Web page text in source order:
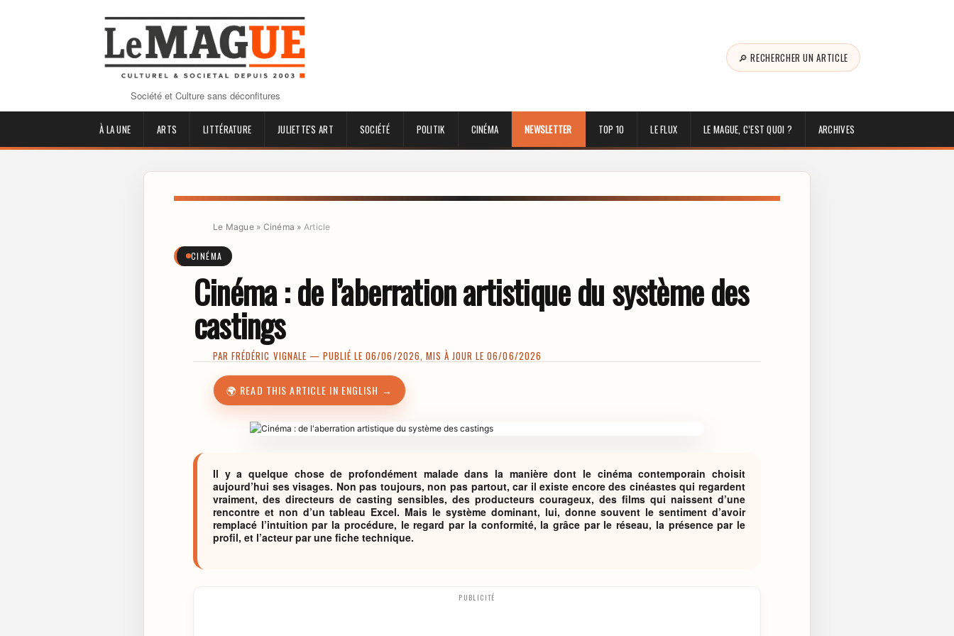
Société et Culture sans déconfitures
🔎 RECHERCHER UN ARTICLE
À LA UNE ARTS LITTÉRATURE JULIETTE'S ART SOCIÉTÉ POLITIK CINÉMA NEWSLETTER TOP 10 LE FLUX LE MAGUE, C’EST QUOI ? ARCHIVES
Le Mague» Cinéma » Article
CINÉMA
Cinéma : de l’aberration artistique du système des
castings
PARFRÉDÉRIC VIGNALE — PUBLIÉ LE 06/06/2026, MIS À JOUR LE 06/06/2026
🌍 READ THIS ARTICLE IN ENGLISH →
Il y a quelque chose de profondément malade dans la manière dont le cinéma contemporain choisit
aujourd’hui ses visages. Non pas toujours, non pas partout, car il existe encore des cinéastes qui regardent
vraiment, des directeurs de casting sensibles, des producteurs courageux, des films qui naissent d’une
rencontre et non d’un tableau Excel. Mais le système dominant, lui, donne souvent le sentiment d’avoir
remplacé l’intuition par la procédure, le regard par la conformité, la grâce par le réseau, la présence par le
profil, et l’acteur par une fiche technique.
PUBLICITÉ